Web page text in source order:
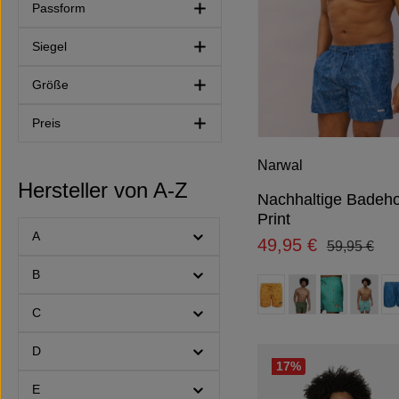
Passform
Siegel
Größe
Preis
Hersteller von A-Z
A
B
C
D
E
Narwal
Nachhaltige
Print
Verkaufspreis:
49,95 € Regulärer
59,95 €
Farbe
(Diese Option ist zurzeit
(Diese Option ist
(Diese
17%